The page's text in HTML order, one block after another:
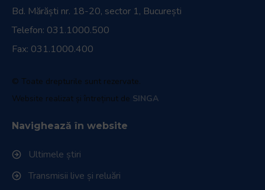
Bd. Mărăști nr. 18-20, sector 1, București
Telefon: 031.1000.500
Fax: 031.1000.400
© Toate drepturile sunt rezervate.
Website realizat și întreținut de SINGA
Navighează în website
Ultimele știri
Transmisii live și reluări